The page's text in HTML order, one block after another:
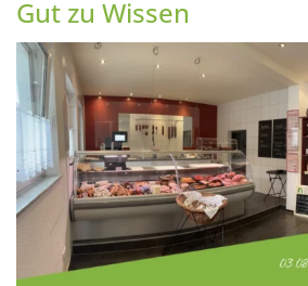
Gut zu Wissen